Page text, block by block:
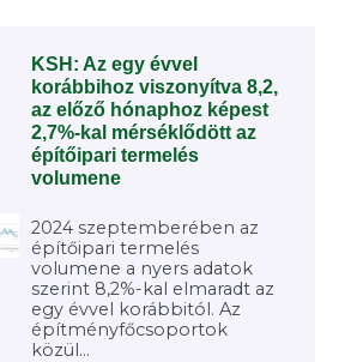
KSH: Az egy évvel
korábbihoz viszonyítva 8,2,
az előző hónaphoz képest
2,7%-kal mérséklődött az
építőipari termelés
volumene
2024 szeptemberében az
építőipari termelés
volumene a nyers adatok
szerint 8,2%-kal elmaradt az
egy évvel korábbitól. Az
építményfőcsoportok
közül...